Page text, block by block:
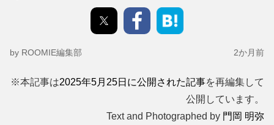
by ROOMIE編集部 2か月前
※本記事は2025年5月25日に公開された記事を再編集して
公開しています。
Text and Photographed by 門岡 明弥